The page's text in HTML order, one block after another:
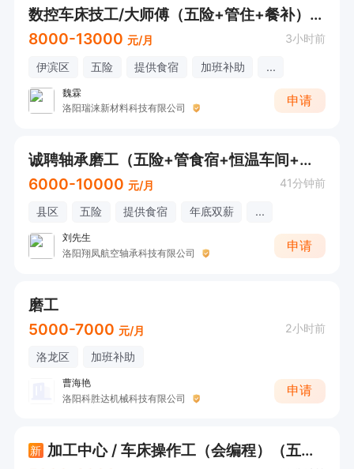
数控车床技工/大师傅（五险+管住+餐补）9000+
8000-13000 元/月 3小时前
伊滨区 五险 提供食宿 加班补助 ...
魏霖
洛阳瑞涞新材料科技有限公司
申请
诚聘轴承磨工（五险+管食宿+恒温车间+各项福利补助）
6000-10000 元/月 41分钟前
县区 五险 提供食宿 年底双薪 ...
刘先生
洛阳翔凤航空轴承科技有限公司
申请
磨工
5000-7000 元/月 2小时前
洛龙区 加班补助
曹海艳
洛阳科胜达机械科技有限公司
申请
新
加工中心 / 车床操作工（会编程）（五险+餐补+住宿）5000-9000